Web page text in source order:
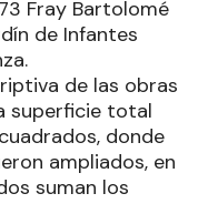
Fray Bartolomé
de Infantes
de las obras
superficie total
donde
ampliados, en
suman los